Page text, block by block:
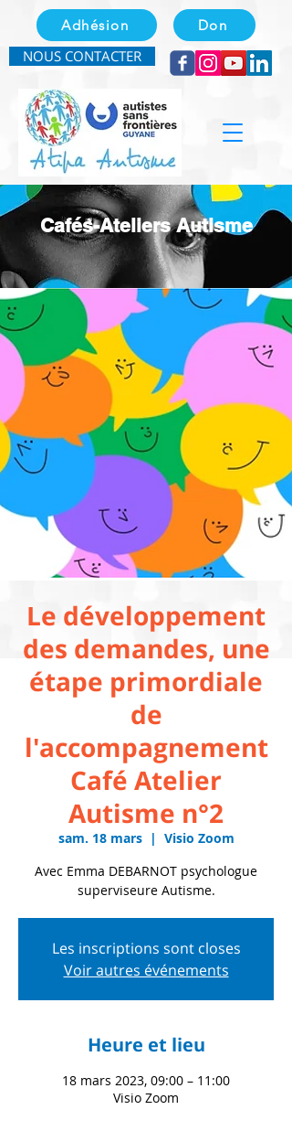
Adhésion Don
NOUS CONTACTER
Cafés-Ateliers Autisme
Le développement
des demandes, une
étape primordiale
de
l'accompagnement
Café Atelier
Autisme n°2
sam. 18 mars
  |
Visio Zoom
Avec Emma DEBARNOT psychologue
superviseure Autisme.
Les inscriptions sont closes
Voir autres événements
Heure et lieu
18 mars 2023, 09:00 – 11:00
Visio Zoom